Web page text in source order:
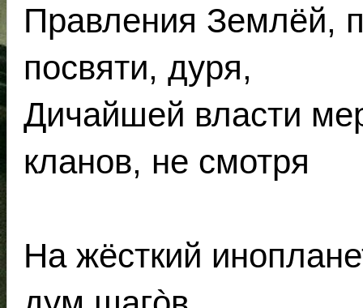
Правления Землёй,
посвяти, дуря,
Дичайшей власти
кланов, не смотря
На жёсткий